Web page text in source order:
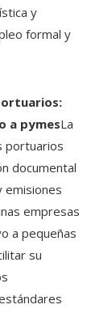
y
formal y
a pymesLa
portuarios
documental
emisiones
empresas
a pequeñas
su